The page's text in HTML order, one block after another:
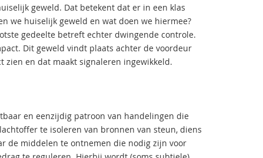
geweld. Dat betekent dat er in een klas
we huiselijk geweld en wat doen we hiermee?
gedeelte betreft echter dwingende controle.
Dit geweld vindt plaats achter de voordeur
en dat maakt signaleren ingewikkeld.
en eenzijdig patroon van handelingen die
te isoleren van bronnen van steun, diens
de middelen te ontnemen die nodig zijn voor